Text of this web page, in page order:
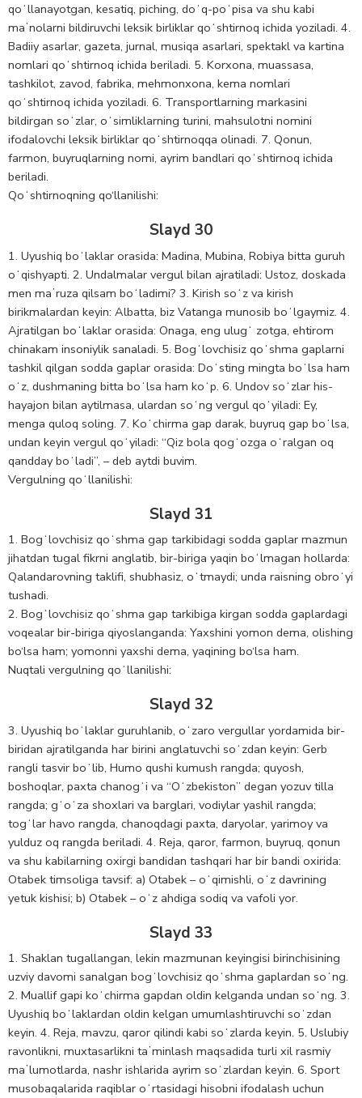
qoʻllanayotgan, kesatiq, piching, doʻq-poʻpisa va shu kabi
maʼnolarni bildiruvchi leksik birliklar qoʻshtirnoq ichida yoziladi. 4.
Badiiy asarlar, gazeta, jurnal, musiqa asarlari, spektakl va kartina
nomlari qoʻshtirnoq ichida beriladi. 5. Korxona, muassasa,
tashkilot, zavod, fabrika, mehmonxona, kema nomlari
qoʻshtirnoq ichida yoziladi. 6. Transportlarning markasini
bildirgan soʻzlar, oʻsimliklarning turini, mahsulotni nomini
ifodalovchi leksik birliklar qoʻshtirnoqqa olinadi. 7. Qonun,
farmon, buyruqlarning nomi, ayrim bandlari qoʻshtirnoq ichida
beriladi.
Qoʻshtirnoqning qo‘llanilishi:
Slayd 30
1. Uyushiq boʻlaklar orasida: Madina, Mubina, Robiya bitta guruh
oʻqishyapti. 2. Undalmalar vergul bilan ajratiladi: Ustoz, doskada
men maʼruza qilsam boʻladimi? 3. Kirish soʻz va kirish
birikmalardan keyin: Albatta, biz Vatanga munosib boʻlgaymiz. 4.
Ajratilgan boʻlaklar orasida: Onaga, eng ulugʻ zotga, ehtirom
chinakam insoniylik sanaladi. 5. Bogʻlovchisiz qoʻshma gaplarni
tashkil qilgan sodda gaplar orasida: Doʻsting mingta boʻlsa ham
oʻz, dushmaning bitta boʻlsa ham koʻp. 6. Undov soʻzlar his-
hayajon bilan aytilmasa, ulardan soʻng vergul qoʻyiladi: Ey,
menga quloq soling. 7. Koʻchirma gap darak, buyruq gap boʻlsa,
undan keyin vergul qoʻyiladi: “Qiz bola qogʻozga oʻralgan oq
qandday boʻladi”, – deb aytdi buvim.
Vergulning qoʻllanilishi:
Slayd 31
1. Bogʻlovchisiz qoʻshma gap tarkibidagi sodda gaplar mazmun
jihatdan tugal fikrni anglatib, bir-biriga yaqin boʻlmagan hollarda:
Qalandarovning taklifi, shubhasiz, oʻtmaydi; unda raisning obroʻyi
tushadi.
2. Bogʻlovchisiz qoʻshma gap tarkibiga kirgan sodda gaplardagi
voqealar bir-biriga qiyoslanganda: Yaxshini yomon dema, olishing
bo‘lsa ham; yomonni yaxshi dema, yaqining bo‘lsa ham.
Nuqtali vergulning qoʻllanilishi:
Slayd 32
3. Uyushiq boʻlaklar guruhlanib, oʻzaro vergullar yordamida bir-
biridan ajratilganda har birini anglatuvchi soʻzdan keyin: Gerb
rangli tasvir boʻlib, Humo qushi kumush rangda; quyosh,
boshoqlar, paxta chanogʻi va “Oʻzbekiston” degan yozuv tilla
rangda; gʻoʻza shoxlari va barglari, vodiylar yashil rangda;
togʻlar havo rangda, chanoqdagi paxta, daryolar, yarimoy va
yulduz oq rangda beriladi. 4. Reja, qaror, farmon, buyruq, qonun
va shu kabilarning oxirgi bandidan tashqari har bir bandi oxirida:
Otabek timsoliga tavsif: a) Otabek – oʻqimishli, oʻz davrining
yetuk kishisi; b) Otabek – oʻz ahdiga sodiq va vafoli yor.
Slayd 33
1. Shaklan tugallangan, lekin mazmunan keyingisi birinchisining
uzviy davomi sanalgan bogʻlovchisiz qoʻshma gaplardan soʻng.
2. Muallif gapi koʻchirma gapdan oldin kelganda undan soʻng. 3.
Uyushiq boʻlaklardan oldin kelgan umumlashtiruvchi soʻzdan
keyin. 4. Reja, mavzu, qaror qilindi kabi soʻzlarda keyin. 5. Uslubiy
ravonlikni, muxtasarlikni taʼminlash maqsadida turli xil rasmiy
maʼlumotlarda, nashr ishlarida ayrim soʻzlardan keyin. 6. Sport
musobaqalarida raqiblar oʻrtasidagi hisobni ifodalash uchun